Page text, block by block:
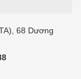
68 Dương